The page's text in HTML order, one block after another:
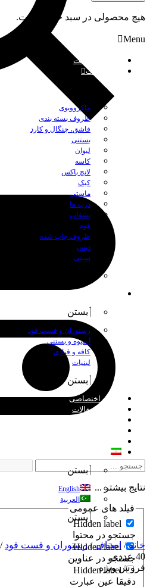
نتایج بیشتر ...
فیلد های عمومی
Hidden label
جستجو در محتوا
Hidden label
جستجو در عناوین
Hidden label
دقیقا عین عبارت
هیچ محصولی در سبد خرید نیست.
Menu
صفحه نخست
محصولات
ماکروویوی
ظروف بسته بندی
قاشق، چنگال و کارد
بستنی
لیوان
کاسه
لانچ باکس
کیک
ماستی
درب ها
بشقاب
فوم
ظروف چاپ شده
دیس
سینی
بستن
رستوران و فست فود
آبمیوه و بستنی
کافه و قنادی
لبنیات
بستن
چاپ اختصاصی
اخبار و مقالات
بستن
English
العربية
بستن
خانه/ اصناف/رستوران و فست فود
40 عددی
فروش ویژه